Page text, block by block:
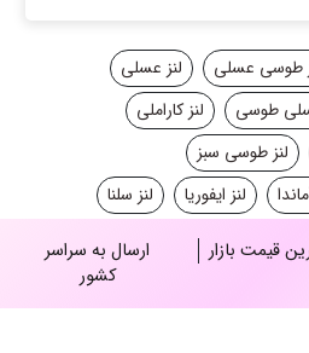
طوسی عسلی
لنز عسلی
طوسی
لنز کاراملی
لنز طوسی سبز
لنز ایفوریا لنز سلنا
قیمت بازار
ارسال به سراسر
کشور